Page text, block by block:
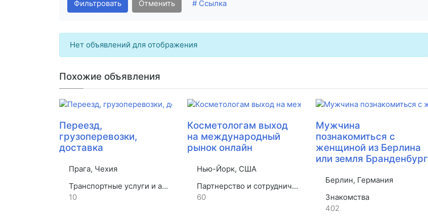
Фильтровать Отменить # Ссылка
Нет объявлений для отображения
Похожие объявления
Переезд,
грузоперевозки,
доставка
Прага, Чехия
Транспортные услуги и аренда
10
Косметологам выход
на международный
рынок онлайн
Нью-Йорк, США
Партнерство и сотрудничество
60
Мужчина
познакомиться с
женщиной из Берлина
или земля Бранденбург
Берлин, Германия
Знакомства
402